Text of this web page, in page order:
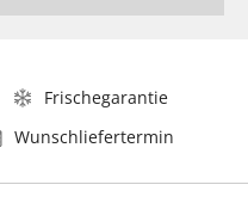
Frischegarantie
Wunschliefertermin